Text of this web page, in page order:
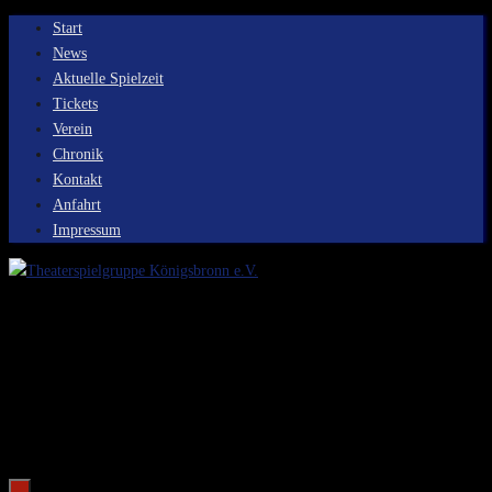
Zum
Inhalt
springen
Start
News
Aktuelle Spielzeit
Tickets
Verein
Chronik
Kontakt
Anfahrt
Impressum